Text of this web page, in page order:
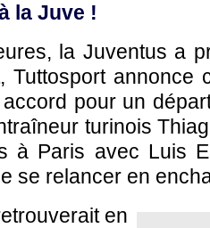
la Juve !
la Juventus a
Tuttosport annonce
pour un
turinois
à Paris avec Luis
se relancer en
en